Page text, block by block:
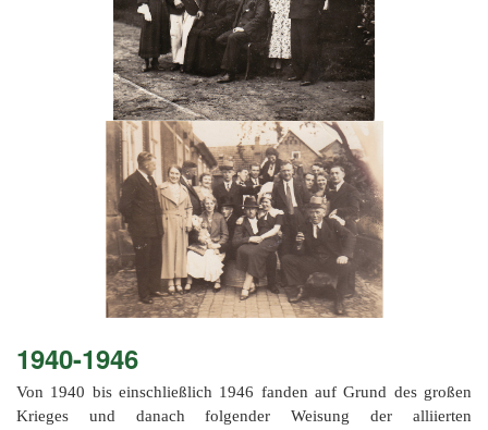
1940-1946
Von 1940 bis einschließlich 1946 fanden auf Grund des großen
Krieges und danach folgender Weisung der alliierten